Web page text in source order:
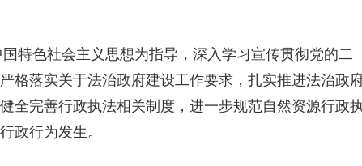
特色社会主义思想为指导，深入学习 宣传贯彻党的二
严格落实关于法治政府建设工作要求，扎实推进法治政
全完善行政执法相关制度，进一步规范自然资源行政
政行为发生。